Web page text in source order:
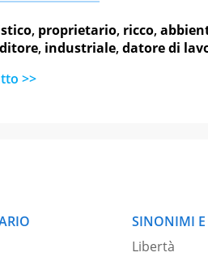
, proprietario, ricco,
, industriale,datore di
>>
SINONIMI E
Libertà